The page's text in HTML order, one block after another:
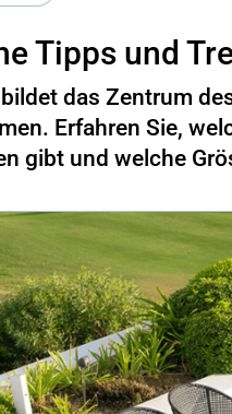
Tipps und
das Zentrum
Erfahren Sie,
gibt und welche